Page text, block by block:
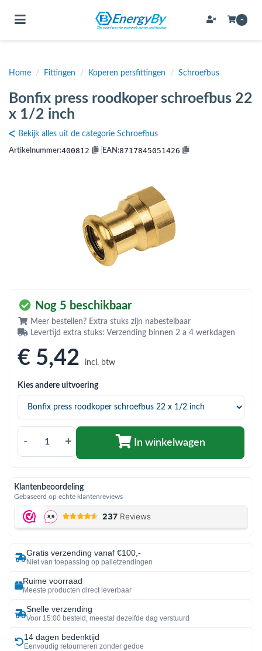
(Bevestigingsmateriaal / schroeven)
(Buffervaten, hygiene boilers & boilervaten)
(Expansievaten)
(Flexibele slangen)
(Hemelwaterafvoer & riolering)
(Installatiemateriaal)
(Rookkanalen)
(Sanitair)
(Verwarming, kachels & ketels)
(Zonneboilersets & onderdelen)
(Warmtepompen en warmtepompboilers)
Toggle navigation -
Home / Fittingen / Koperen persfittingen / Schroefbus
Bonfix press roodkoper schroefbus 22
x 1/2 inch
Bekijk alles uit de categorie Schroefbus
Artikelnummer:400812 EAN:8717845051426
Nog 5 beschikbaar
Meer bestellen? Extra stuks zijn nabestelbaar
Levertijd extra stuks: Verzending binnen 2 a 4 werkdagen
€ 5,42 incl. btw
Kies andere uitvoering
- + In winkelwagen
Klantenbeoordeling
Gebaseerd op echte klantenreviews
Gratis verzending vanaf €100,-
Niet van toepassing op palletzendingen
Ruime voorraad
Meeste producten direct leverbaar
Snelle verzending
Voor 15:00 besteld, meestal dezelfde dag verstuurd
14 dagen bedenktijd
Eenvoudig retourneren zonder gedoe